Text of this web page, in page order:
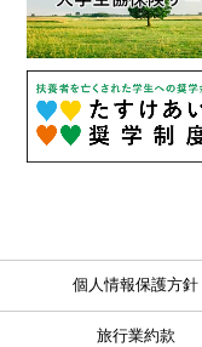
個人情報保護方針
旅行業約款